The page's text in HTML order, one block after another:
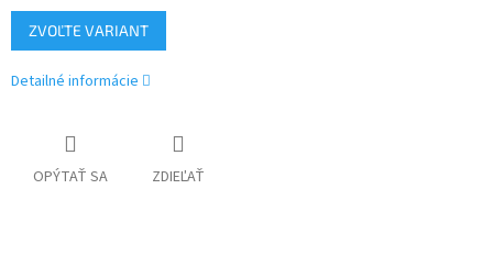
Jednotková
cena:
ZVOĽTE VARIANT
Detailné informácie
OPÝTAŤ SA ZDIEĽAŤ